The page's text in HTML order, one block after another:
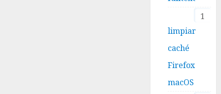
1
limpiar
caché
Firefox
macOS